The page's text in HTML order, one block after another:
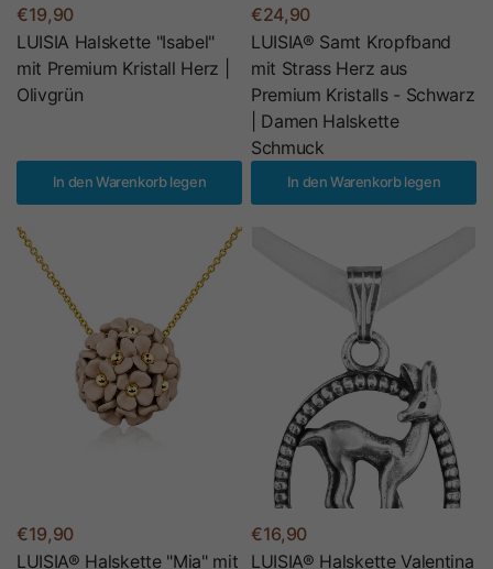
€19,90
LUISIA Halskette "Isabel"
mit Premium Kristall Herz |
Olivgrün
In den Warenkorb legen
€24,90
LUISIA® Samt Kropfband
mit Strass Herz aus
Premium Kristalls - Schwarz
| Damen Halskette
Schmuck
In den Warenkorb legen
€19,90
LUISIA® Halskette "Mia" mit
€16,90
LUISIA® Halskette Valentina